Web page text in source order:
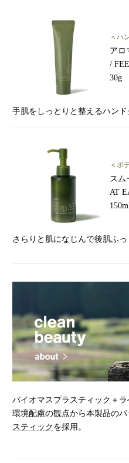
＜ハ
アロ
/
30g
手肌をしっとりと整えるハンド
＜ボ
スム
AT
さらりと肌になじんで後肌ふっ
バイオマスプラスティック＋ラ
環境配慮の観点から本製品の
スティックを採用。